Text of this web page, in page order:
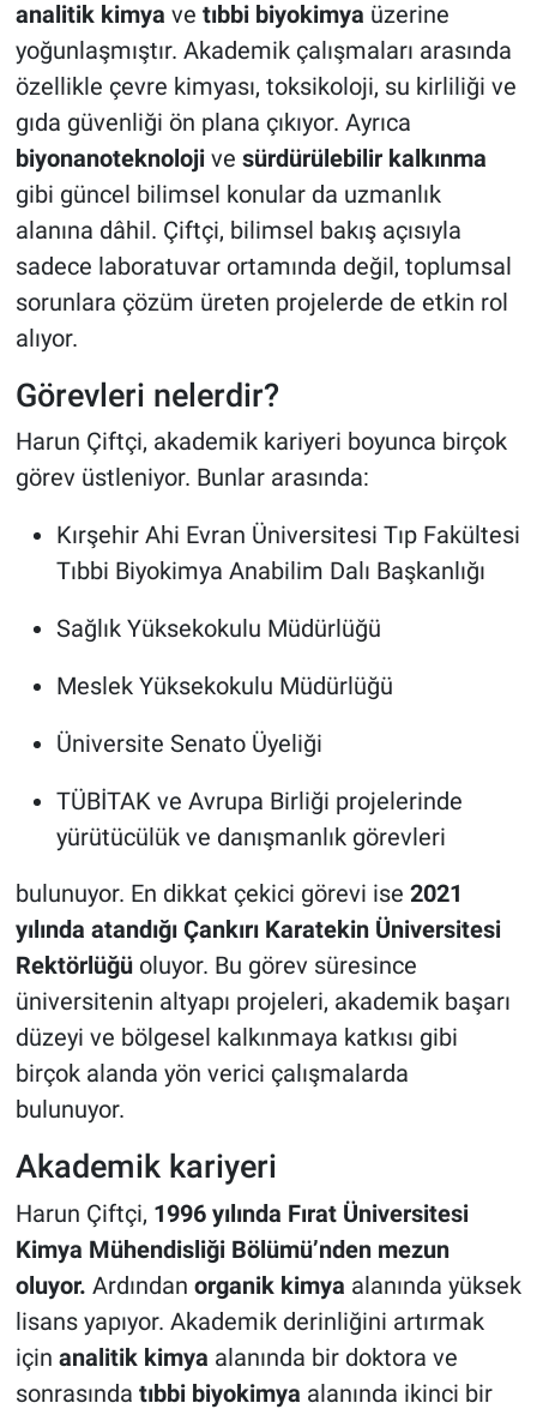
analitik kimya ve tıbbi biyokimya üzerine
yoğunlaşmıştır. Akademik çalışmaları arasında
özellikle çevre kimyası, toksikoloji, su kirliliği ve
gıda güvenliği ön plana çıkıyor. Ayrıca
biyonanoteknolojive sürdürülebilir kalkınma
gibi güncel bilimsel konular da uzmanlık
alanına dâhil. Çiftçi, bilimsel bakış açısıyla
sadece laboratuvar ortamında değil, toplumsal
sorunlara çözüm üreten projelerde de etkin rol
alıyor.
Görevleri nelerdir?
Harun Çiftçi, akademik kariyeri boyunca birçok
görev üstleniyor. Bunlar arasında:
Kırşehir Ahi Evran Üniversitesi Tıp Fakültesi
Tıbbi Biyokimya Anabilim Dalı Başkanlığı
Sağlık Yüksekokulu Müdürlüğü
Meslek Yüksekokulu Müdürlüğü
Üniversite Senato Üyeliği
TÜBİTAK ve Avrupa Birliği projelerinde
yürütücülük ve danışmanlık görevleri
bulunuyor. En dikkat çekici görevi ise 2021
yılında atandığı Çankırı Karatekin Üniversitesi
Rektörlüğüoluyor. Bu görev süresince
üniversitenin altyapı projeleri, akademik başarı
düzeyi ve bölgesel kalkınmaya katkısı gibi
birçok alanda yön verici çalışmalarda
bulunuyor.
Akademik kariyeri
Harun Çiftçi, 1996 yılında Fırat Üniversitesi
Kimya Mühendisliği Bölümü’nden mezun
oluyor. Ardından organik kimya alanında yüksek
lisans yapıyor. Akademik derinliğini artırmak
için analitik kimya alanında bir doktora ve
sonrasında tıbbi biyokimya alanında ikinci bir